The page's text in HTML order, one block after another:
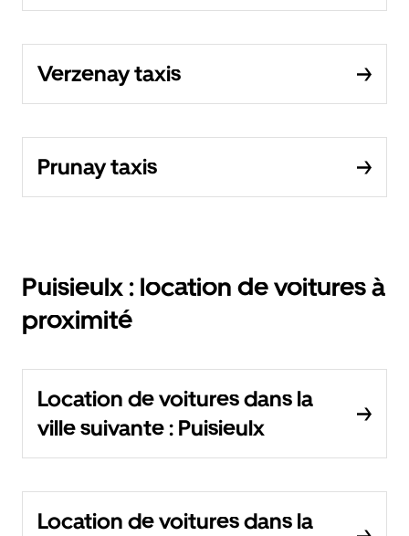
Verzenay taxis
Prunay taxis
Puisieulx : location de voitures à
proximité
Location de voitures dans la
ville suivante : Puisieulx
Location de voitures dans la